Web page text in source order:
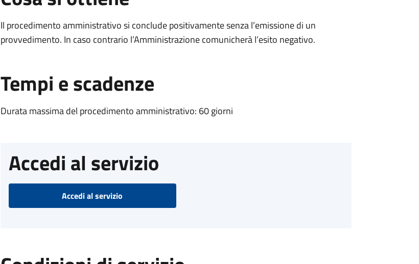
Il procedimento amministrativo si conclude positivamente senza l’emissione di un
provvedimento. In caso contrario l’Amministrazione comunicherà l’esito negativo.
Tempi e scadenze
Durata massima del procedimento amministrativo: 60 giorni
Accedi al servizio
Accedi al servizio